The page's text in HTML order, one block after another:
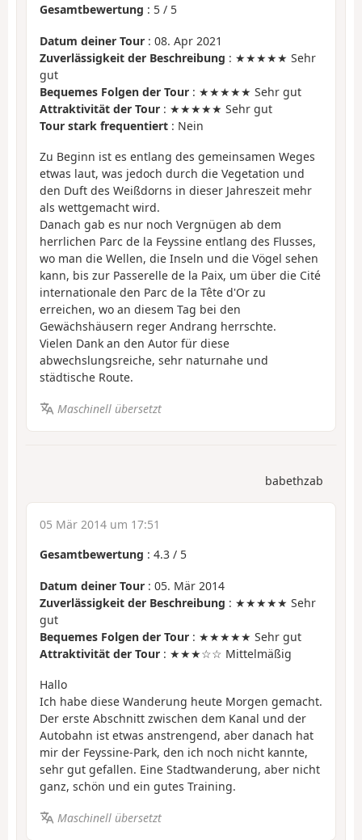
Gesamtbewertung : 5 / 5
Datum deiner Tour : 08. Apr 2021
Zuverlässigkeit der Beschreibung : ★★★★★ Sehr
gut
Bequemes Folgen der Tour : ★★★★★ Sehr gut
Attraktivität der Tour : ★★★★★ Sehr gut
Tour stark frequentiert : Nein
Zu Beginn ist es entlang des gemeinsamen Weges
etwas laut, was jedoch durch die Vegetation und
den Duft des Weißdorns in dieser Jahreszeit mehr
als wettgemacht wird.
Danach gab es nur noch Vergnügen ab dem
herrlichen Parc de la Feyssine entlang des Flusses,
wo man die Wellen, die Inseln und die Vögel sehen
kann, bis zur Passerelle de la Paix, um über die Cité
internationale den Parc de la Tête d'Or zu
erreichen, wo an diesem Tag bei den
Gewächshäusern reger Andrang herrschte.
Vielen Dank an den Autor für diese
abwechslungsreiche, sehr naturnahe und
städtische Route.
Maschinell übersetzt
babethzab
05 Mär 2014 um 17:51
Gesamtbewertung : 4.3 / 5
Datum deiner Tour : 05. Mär 2014
Zuverlässigkeit der Beschreibung : ★★★★★ Sehr
gut
Bequemes Folgen der Tour : ★★★★★ Sehr gut
Attraktivität der Tour : ★★★☆☆ Mittelmäßig
Hallo
Ich habe diese Wanderung heute Morgen gemacht.
Der erste Abschnitt zwischen dem Kanal und der
Autobahn ist etwas anstrengend, aber danach hat
mir der Feyssine-Park, den ich noch nicht kannte,
sehr gut gefallen. Eine Stadtwanderung, aber nicht
ganz, schön und ein gutes Training.
Maschinell übersetzt